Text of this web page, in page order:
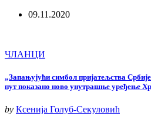
09.11.2020
ЧЛАНЦИ
„Запањујући симбол пријатељства
пут показано ново унутрашње уређење
by Ксениjа Голуб-Секуловић